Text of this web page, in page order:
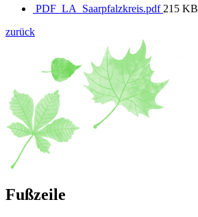
PDF_LA_Saarpfalzkreis.pdf 215 KB
zurück
Fußzeile